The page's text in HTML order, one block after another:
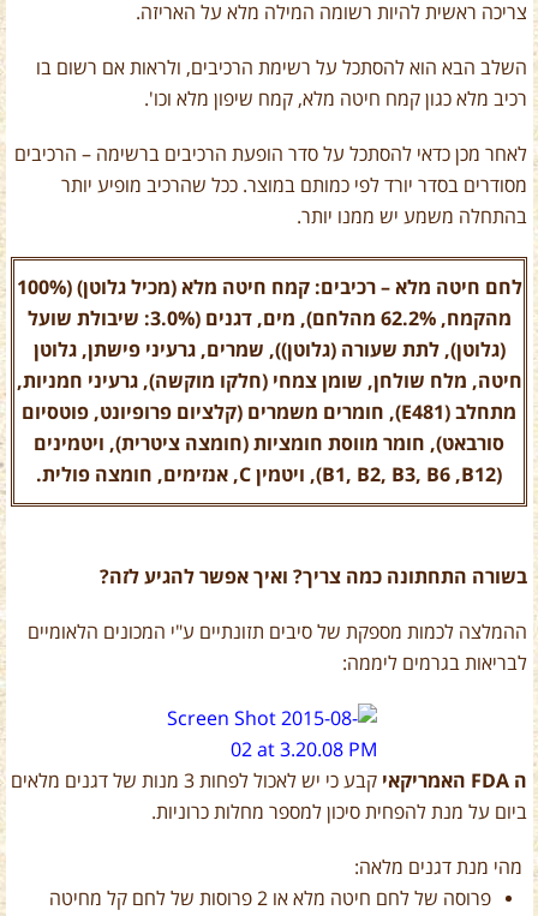
צריכה ראשית להיות רשומה המילה מלא על האריזה.
השלב הבא הוא להסתכל על רשימת הרכיבים, ולראות אם רשום בו
רכיב מלא כגון קמח חיטה מלא, קמח שיפון מלא וכו'.
לאחר מכן כדאי להסתכל על סדר הופעת הרכיבים ברשימה – הרכיבים
מסודרים בסדר יורד לפי כמותם במוצר. ככל שהרכיב מופיע יותר
בהתחלה משמע יש ממנו יותר.
לחם חיטה מלא – רכיבים: קמח חיטה מלא (מכיל גלוטן) (100%
מהקמח, 62.2% מהלחם), מים, דגנים (3.0%: שיבולת שועל
(גלוטן), לתת שעורה (גלוטן)), שמרים, גרעיני פישתן, גלוטן
חיטה, מלח שולחן, שומן צמחי (חלקו מוקשה), גרעיני חמניות,
מתחלב (E481), חומרים משמרים (קלציום פרופיונט, פוטסיום
סורבאט), חומר מווסת חומציות (חומצה ציטרית), ויטמינים
(B1, B2, B3, B6 ,B12), ויטמין C, אנזימים, חומצה פולית.
בשורה התחתונה כמה צריך? ואיך אפשר להגיע לזה?
ההמלצה לכמות מספקת של סיבים תזונתיים ע"י המכונים הלאומיים
לבריאות בגרמים ליממה:
ה FDA האמריקאי קבע כי יש לאכול לפחות 3מנות של דגנים מלאים
ביום על מנת להפחית סיכון למספר מחלות כרוניות.
מהי מנת דגנים מלאה:
פרוסה של לחם חיטה מלא או 2פרוסות של לחם קל מחיטה